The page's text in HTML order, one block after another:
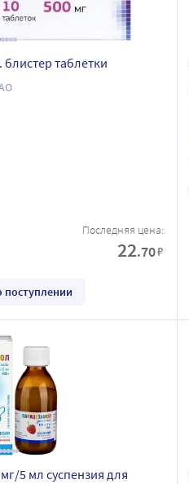
таблетки
Последняя цена:
22.70₽
5 мл суспензия для